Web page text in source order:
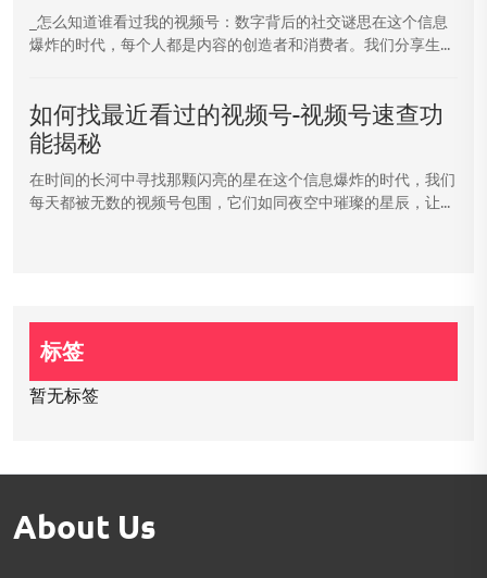
_怎么知道谁看过我的视频号：数字背后的社交谜思在这个信息
爆炸的时代，每个人都是内容的创造者和消费者。我们分享生...
如何找最近看过的视频号-视频号速查功
能揭秘
在时间的长河中寻找那颗闪亮的星在这个信息爆炸的时代，我们
每天都被无数的视频号包围，它们如同夜空中璀璨的星辰，让...
标签
暂无标签
About Us